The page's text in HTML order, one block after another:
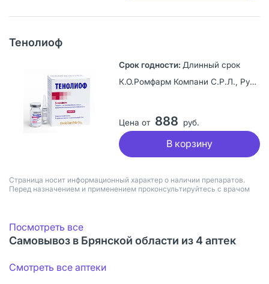
Тенолиоф
Длинный срок
К.О.Ромфарм Компани С.Р.Л., Румыния
Цена от 888 руб.
В корзину
Страница носит информационный характер о наличии препаратов.
Перед назначением и применением проконсультируйтесь с врачом
Посмотреть все
Самовывоз в Брянской области из 4 аптек
Смотреть все аптеки